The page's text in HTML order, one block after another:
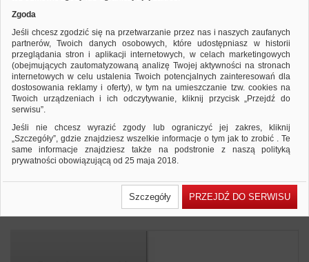
Elektryczny otwieracz do listów MAUL,
czarny
elektryczny otwieracz do listów na baterie…
Zgoda
Jeśli chcesz zgodzić się na przetwarzanie przez nas i naszych zaufanych
partnerów, Twoich danych osobowych, które udostępniasz w historii
przeglądania stron i aplikacji internetowych, w celach marketingowych
(obejmujących zautomatyzowaną analizę Twojej aktywności na stronach
internetowych w celu ustalenia Twoich potencjalnych zainteresowań dla
dostosowania reklamy i oferty), w tym na umieszczanie tzw. cookies na
Twoich urządzeniach i ich odczytywanie, kliknij przycisk „Przejdź do
serwisu”.
Jeśli nie chcesz wyrazić zgody lub ograniczyć jej zakres, kliknij
„Szczegóły”, gdzie znajdziesz wszelkie informacje o tym jak to zrobić . Te
same informacje znajdziesz także na podstronie z naszą polityką
prywatności obowiązującą od 25 maja 2018.
wcześniejsza zgoda której udzieliliście podczas zakładania konta. Każda
Państwa zgoda jest dobrowolna i można ją w dowolnym momencie
Szczegóły PRZEJDŹ DO SERWISU